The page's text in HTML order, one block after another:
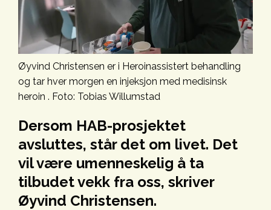
Øyvind Christensen er i Heroinassistert behandling
og tar hver morgen en injeksjon med medisinsk
heroin . Foto: Tobias Willumstad
Dersom HAB-prosjektet
avsluttes, står det om livet. Det
vil være umenneskelig å ta
tilbudet vekk fra oss, skriver
Øyvind Christensen.